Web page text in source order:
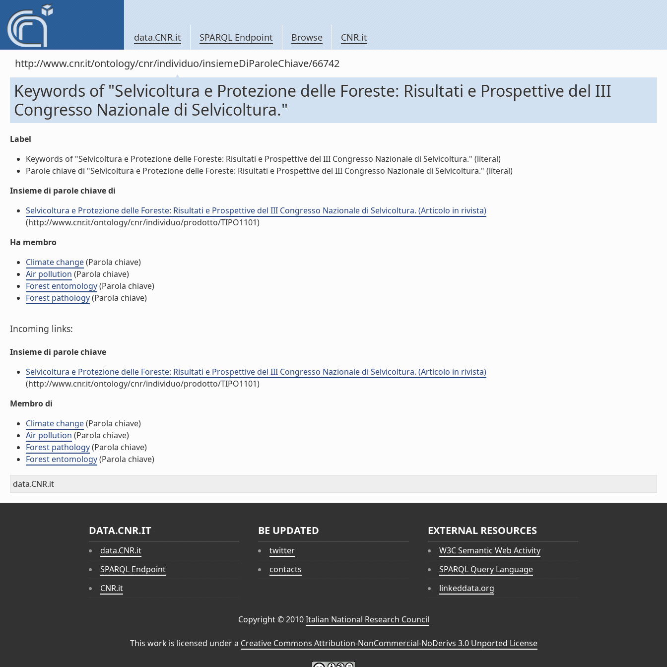
data.CNR.it SPARQL Endpoint Browse CNR.it
http://www.cnr.it/ontology/cnr/individuo/insiemeDiParoleChiave/66742
Keywords of "Selvicoltura e Protezione delle Foreste: Risultati e Prospettive del III
Congresso Nazionale di Selvicoltura."
Label
Keywords of "Selvicoltura e Protezione delle Foreste: Risultati e Prospettive del III Congresso Nazionale di Selvicoltura." (literal)
Parole chiave di "Selvicoltura e Protezione delle Foreste: Risultati e Prospettive del III Congresso Nazionale di Selvicoltura." (literal)
Insieme di parole chiave di
Selvicoltura e Protezione delle Foreste: Risultati e Prospettive del III Congresso Nazionale di Selvicoltura. (Articolo in rivista)
(http://www.cnr.it/ontology/cnr/individuo/prodotto/TIPO1101)
Ha membro
Climate change(Parola chiave)
Air pollution (Parola chiave)
Forest entomology(Parola chiave)
Forest pathology(Parola chiave)
Incoming links:
Insieme di parole chiave
Selvicoltura e Protezione delle Foreste: Risultati e Prospettive del III Congresso Nazionale di Selvicoltura. (Articolo in rivista)
(http://www.cnr.it/ontology/cnr/individuo/prodotto/TIPO1101)
Membro di
Climate change(Parola chiave)
Air pollution (Parola chiave)
Forest pathology(Parola chiave)
Forest entomology(Parola chiave)
data.CNR.it
DATA.CNR.IT
data.CNR.it
SPARQL Endpoint
CNR.it
BE UPDATED
twitter
contacts
EXTERNAL RESOURCES
W3C Semantic Web Activity
SPARQL Query Language
linkeddata.org
Copyright © 2010Italian National Research Council
This work is licensed under a Creative Commons Attribution-NonCommercial-NoDerivs 3.0 Unported License